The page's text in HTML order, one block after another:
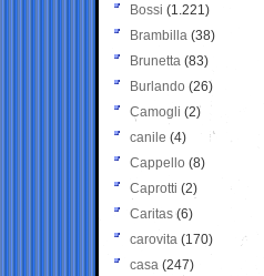
Bossi (1.221)
Brambilla (38)
Brunetta (83)
Burlando (26)
Camogli (2)
canile (4)
Cappello (8)
Caprotti (2)
Caritas (6)
carovita (170)
casa (247)